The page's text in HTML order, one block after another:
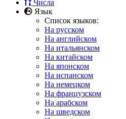
Числа
Язык
Список языков:
На русском
На английском
На итальянском
На китайском
На японском
На испанском
На немецком
На французском
На арабском
На шведском